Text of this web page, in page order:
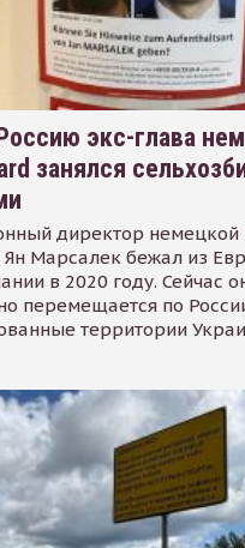
экс-глава
занялся
директор немецкой
Марсалек бежал из
в 2020 году. Сейчас
перемещается по
территории